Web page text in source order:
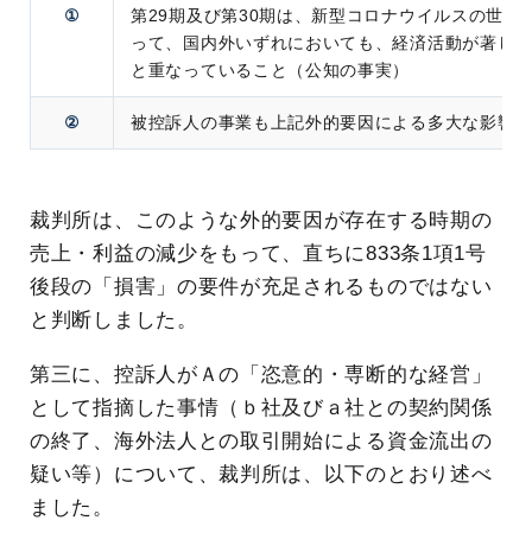
①
第29期及び第30期は、新型コロナウイルスの世界
って、国内外いずれにおいても、経済活動が著し
と重なっていること（公知の事実）
② 被控訴人の事業も上記外的要因による多大な影響
裁判所は、このような外的要因が存在する時期の
売上・利益の減少をもって、直ちに833条1項1号
後段の「損害」の要件が充足されるものではない
と判断しました。
第三に、控訴人がＡの「恣意的・専断的な経営」
として指摘した事情（ｂ社及びａ社との契約関係
の終了、海外法人との取引開始による資金流出の
疑い等）について、裁判所は、以下のとおり述べ
ました。